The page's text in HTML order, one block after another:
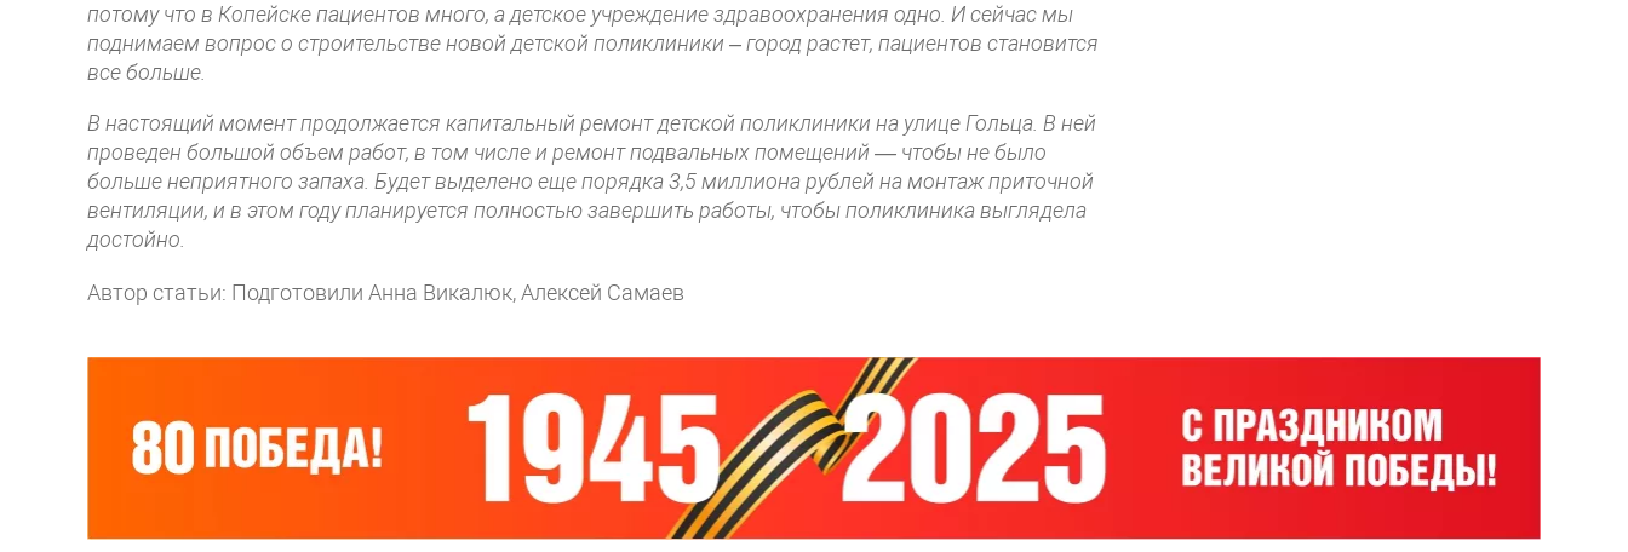
потому что в Копейске пациентов много, а детское учреждение здравоохранения одно. И сейчас мы
поднимаем вопрос о строительстве новой детской поликлиники – город растет, пациентов становится
все больше.
В настоящий момент продолжается капитальный ремонт детской поликлиники на улице Гольца. В ней
проведен большой объем работ, в том числе и ремонт подвальных помещений — чтобы не было
больше неприятного запаха. Будет выделено еще порядка 3,5 миллиона рублей на монтаж приточной
вентиляции, и в этом году планируется полностью завершить работы, чтобы поликлиника выглядела
достойно.
Автор статьи: Подготовили Анна Викалюк, Алексей Самаев